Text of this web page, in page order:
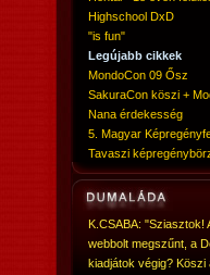
Highschool DxD
"is fun"
Legújabb cikkek
MondoCon 09 Ősz
SakuraCon köszi +
Nana érdekesség
5. Magyar
Tavaszi
K.CSABA: "Sziasztok!
webbolt megszűnt, a
kiadjátok végig?